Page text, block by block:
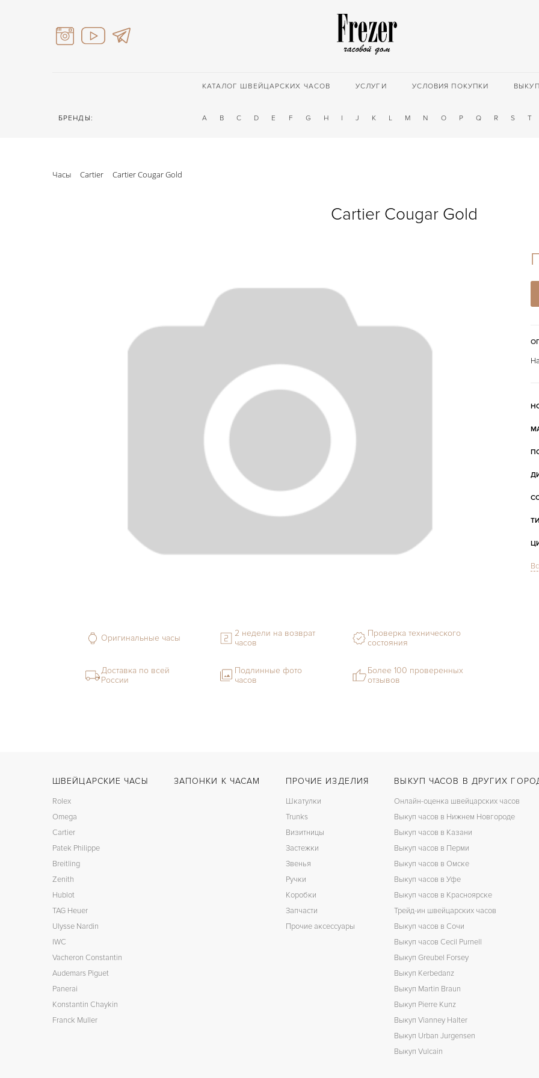
КАТАЛОГ ШВЕЙЦАРСКИХ ЧАСОВ УСЛУГИ УСЛОВИЯ ПОКУПКИ ВЫКУП
БРЕНДЫ: A B C D E F G H I J K L M N O P Q R S T
Часы Cartier Cartier Cougar Gold
Cartier Cougar Gold
Оригинальные часы
2 недели на возврат
часов
Проверка технического
состояния
Доставка по всей
России
Подлинные фото
часов
Более 100 проверенных
отзывов
ШВЕЙЦАРСКИЕ ЧАСЫ
Rolex
Omega
Cartier
Patek Philippe
Breitling
Zenith
Hublot
TAG Heuer
Ulysse Nardin
IWC
Vacheron Constantin
Audemars Piguet
Panerai
Konstantin Chaykin
Franck Muller
ЗАПОНКИ К ЧАСАМ ПРОЧИЕ ИЗДЕЛИЯ
Шкатулки
Trunks
Визитницы
Застежки
Звенья
Ручки
Коробки
Запчасти
Прочие аксессуары
ВЫКУП ЧАСОВ В ДРУГИХ
Онлайн-оценка швейцарских часов
Выкуп часов в Нижнем Новгороде
Выкуп часов в Казани
Выкуп часов в Перми
Выкуп часов в Омске
Выкуп часов в Уфе
Выкуп часов в Красноярске
Трейд-ин швейцарских часов
Выкуп часов в Сочи
Выкуп часов Cecil Purnell
Выкуп Greubel Forsey
Выкуп Kerbedanz
Выкуп Martin Braun
Выкуп Pierre Kunz
Выкуп Vianney Halter
Выкуп Urban Jurgensen
Выкуп Vulcain